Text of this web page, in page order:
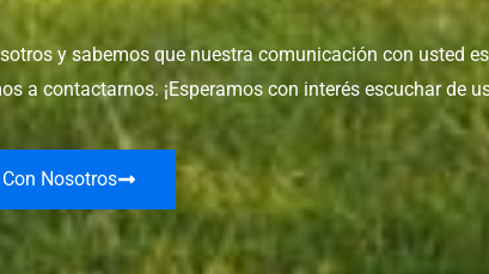
y sabemos que nuestra comunicación con usted
a contactarnos. ¡Esperamos con interés escuchar de
Nosotros